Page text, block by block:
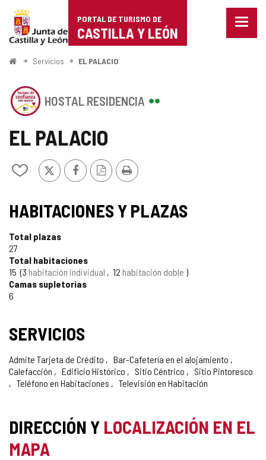
Portal
de
Turismo
de
Castilla
León
PORTAL DE TURISMO DE
CASTILLA Y LEÓN
Menu
InicioServicios EL PALACIO
EL PALACIO
Añadir/quitar
cuadernos
X FacebookVersión
PDF
Imprimir
HOSTAL RESIDENCIA
SELLO
TURISMO
DE
CONFIANZA
establecimiento
el
DE
CONFIANZA
CASTILLA
LEÓN
HABITACIONES Y PLAZAS
Total plazas
27
Total habitaciones
15 3 habitación individual 12 habitación doble
Camas supletorias
6
SERVICIOS
Admite Tarjeta de Crédito
Bar-Cafetería en el alojamiento
Calefacción
Edificio Histórico Sitio Céntrico
Sitio Pintoresco
Teléfono en Habitaciones
Televisión en Habitación
DIRECCIÓN Y LOCALIZACIÓN EN EL
MAPA